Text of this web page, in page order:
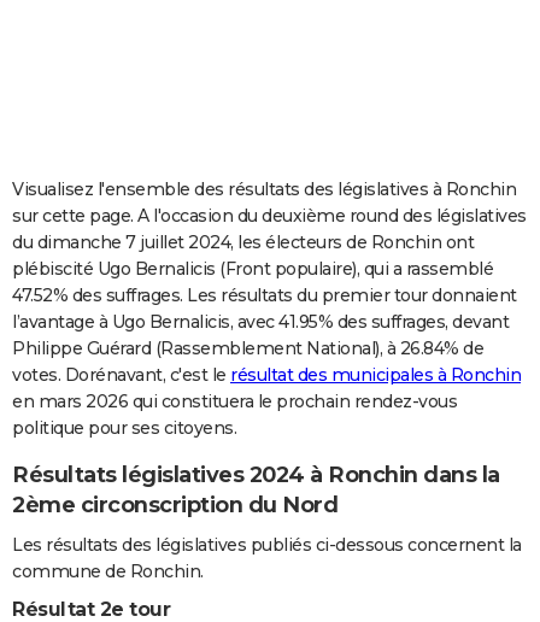
Carte de Noël
Carte Bonne année
Carte Saint-Valentin
Carte Pâques
Carte d'anniversaire
DICTIONNAIRE
Dictionnaire
Biographies
Citations
Expressions
Proverbes
PROGRAMME TV
COPAINS D'AVANT
S'inscrire
Se connecter
Lycées
Collèges
Primaires
Universités
Entreprises
Service militaire
Avis de recherche
AVIS DE DÉCÈS
FORUM
Bricolage
Lifestyle
Culture
Sport
Auto
Television
Voyage
Cinema
Visualisez l'ensemble des résultats des législatives à Ronchin
sur cette page. A l'occasion du deuxième round des législatives
du dimanche 7 juillet 2024, les électeurs de Ronchin ont
plébiscité Ugo Bernalicis (Front populaire), qui a rassemblé
47.52% des suffrages. Les résultats du premier tour donnaient
l’avantage à Ugo Bernalicis, avec 41.95% des suffrages, devant
Philippe Guérard (Rassemblement National), à 26.84% de
votes. Dorénavant, c'est le résultat des municipales à Ronchin
en mars 2026 qui constituera le prochain rendez-vous
politique pour ses citoyens.
Résultats législatives 2024 à Ronchin dans la
2ème circonscription du Nord
Les résultats des législatives publiés ci-dessous concernent la
commune de Ronchin.
Résultat 2e tour